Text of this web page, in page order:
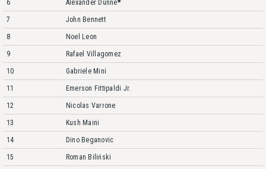
6 Alexander Dunne*
7 John Bennett
8 Noel Leon
9 Rafael Villagomez
10 Gabriele Mini
11 Emerson Fittipaldi Jr.
12 Nicolas Varrone
13 Kush Maini
14 Dino Beganovic
15 Roman Biliński